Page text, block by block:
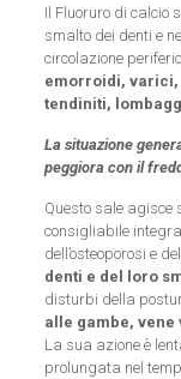
Il Fluoruro di calcio
smalto dei denti e
circolazione
emorroidi,
tendiniti,
La situazione
peggiora con il
Questo sale agisce
consigliabile
dell’osteoporosi e
denti e del loro
disturbi della
alle gambe,
La sua azione è
prolungata nel